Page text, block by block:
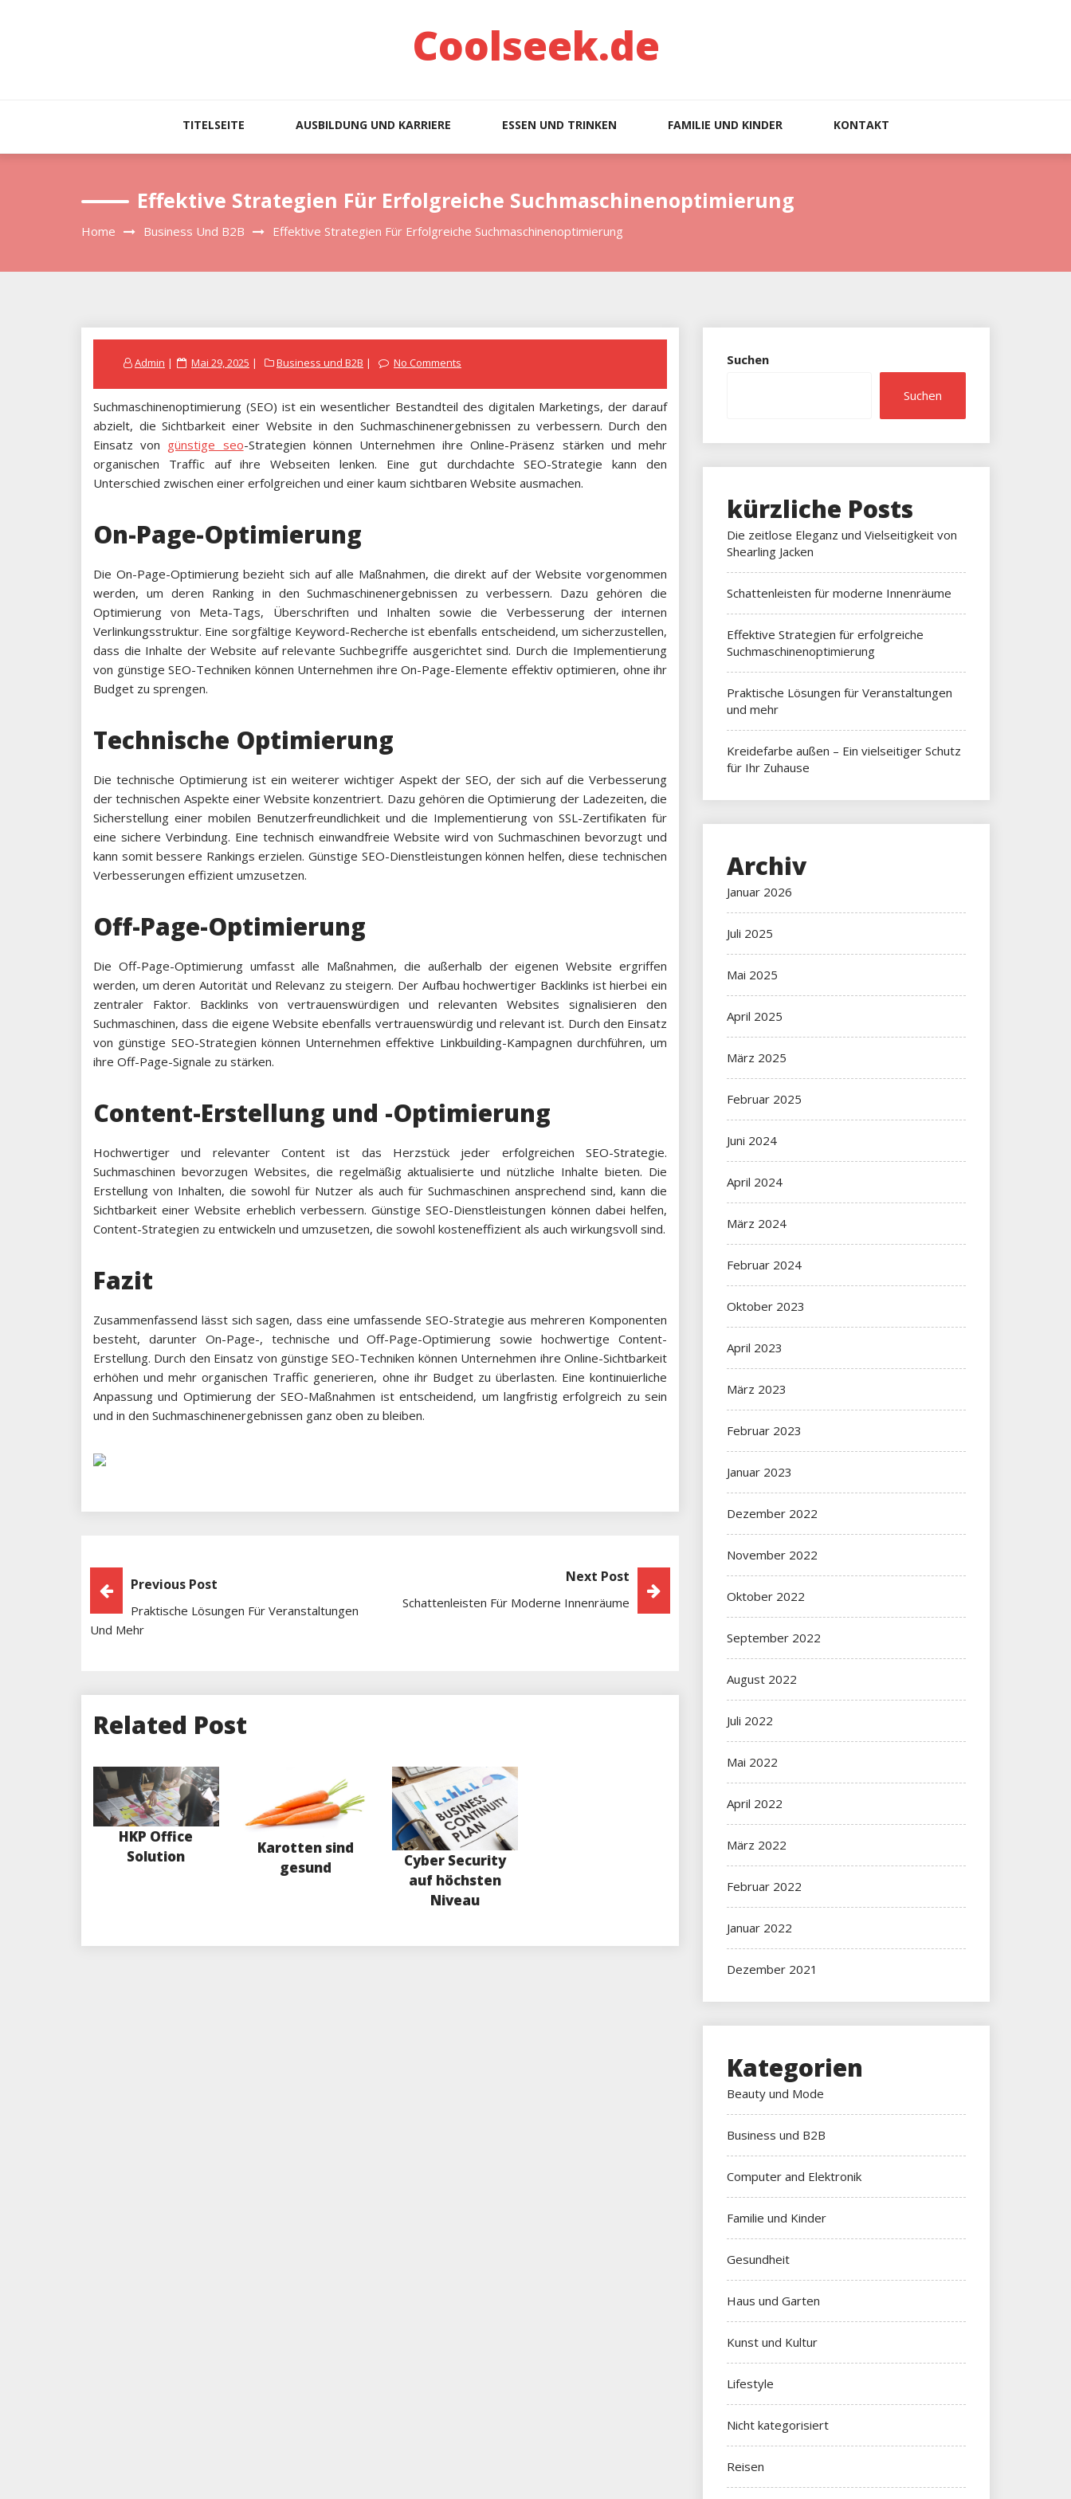
Coolseek.de
TITELSEITE AUSBILDUNG UND KARRIERE ESSEN UND TRINKEN FAMILIE UND KINDER KONTAKT
Effektive Strategien Für Erfolgreiche Suchmaschinenoptimierung
Home Business Und B2B Effektive Strategien Für Erfolgreiche Suchmaschinenoptimierung
Admin
Posted
Mai 29, 2025 Business und B2B No Comments
Suchmaschinenoptimierung (SEO) ist ein wesentlicher Bestandteil des digitalen Marketings, der darauf
abzielt, die Sichtbarkeit einer Website in den Suchmaschinenergebnissen zu verbessern. Durch den
Einsatz von günstige seo-Strategien können Unternehmen ihre Online-Präsenz stärken und mehr
organischen Traffic auf ihre Webseiten lenken. Eine gut durchdachte SEO-Strategie kann den
Unterschied zwischen einer erfolgreichen und einer kaum sichtbaren Website ausmachen.
On-Page-Optimierung
Die On-Page-Optimierung bezieht sich auf alle Maßnahmen, die direkt auf der Website vorgenommen
werden, um deren Ranking in den Suchmaschinenergebnissen zu verbessern. Dazu gehören die
Optimierung von Meta-Tags, Überschriften und Inhalten sowie die Verbesserung der internen
Verlinkungsstruktur. Eine sorgfältige Keyword-Recherche ist ebenfalls entscheidend, um sicherzustellen,
dass die Inhalte der Website auf relevante Suchbegriffe ausgerichtet sind. Durch die Implementierung
von günstige SEO-Techniken können Unternehmen ihre On-Page-Elemente effektiv optimieren, ohne ihr
Budget zu sprengen.
Technische Optimierung
Die technische Optimierung ist ein weiterer wichtiger Aspekt der SEO, der sich auf die Verbesserung
der technischen Aspekte einer Website konzentriert. Dazu gehören die Optimierung der Ladezeiten, die
Sicherstellung einer mobilen Benutzerfreundlichkeit und die Implementierung von SSL-Zertifikaten für
eine sichere Verbindung. Eine technisch einwandfreie Website wird von Suchmaschinen bevorzugt und
kann somit bessere Rankings erzielen. Günstige SEO-Dienstleistungen können helfen, diese technischen
Verbesserungen effizient umzusetzen.
Off-Page-Optimierung
Die Off-Page-Optimierung umfasst alle Maßnahmen, die außerhalb der eigenen Website ergriffen
werden, um deren Autorität und Relevanz zu steigern. Der Aufbau hochwertiger Backlinks ist hierbei ein
zentraler Faktor. Backlinks von vertrauenswürdigen und relevanten Websites signalisieren den
Suchmaschinen, dass die eigene Website ebenfalls vertrauenswürdig und relevant ist. Durch den Einsatz
von günstige SEO-Strategien können Unternehmen effektive Linkbuilding-Kampagnen durchführen, um
ihre Off-Page-Signale zu stärken.
Content-Erstellung und -Optimierung
Hochwertiger und relevanter Content ist das Herzstück jeder erfolgreichen SEO-Strategie.
Suchmaschinen bevorzugen Websites, die regelmäßig aktualisierte und nützliche Inhalte bieten. Die
Erstellung von Inhalten, die sowohl für Nutzer als auch für Suchmaschinen ansprechend sind, kann die
Sichtbarkeit einer Website erheblich verbessern. Günstige SEO-Dienstleistungen können dabei helfen,
Content-Strategien zu entwickeln und umzusetzen, die sowohl kosteneffizient als auch wirkungsvoll sind.
Fazit
Zusammenfassend lässt sich sagen, dass eine umfassende SEO-Strategie aus mehreren Komponenten
besteht, darunter On-Page-, technische und Off-Page-Optimierung sowie hochwertige Content-
Erstellung. Durch den Einsatz von günstige SEO-Techniken können Unternehmen ihre Online-Sichtbarkeit
erhöhen und mehr organischen Traffic generieren, ohne ihr Budget zu überlasten. Eine kontinuierliche
Anpassung und Optimierung der SEO-Maßnahmen ist entscheidend, um langfristig erfolgreich zu sein
und in den Suchmaschinenergebnissen ganz oben zu bleiben.
Beitragsnavigation
Previous Post
Praktische Lösungen Für Veranstaltungen
Und Mehr
Next Post
Schattenleisten Für Moderne Innenräume
Related Post
HKP Office
Solution
Karotten sind
gesund
Cyber Security
auf höchsten
Niveau
Suchen
Suchen
kürzliche Posts
Die zeitlose Eleganz und Vielseitigkeit von
Shearling Jacken
Schattenleisten für moderne Innenräume
Effektive Strategien für erfolgreiche
Suchmaschinenoptimierung
Praktische Lösungen für Veranstaltungen
und mehr
Kreidefarbe außen – Ein vielseitiger Schutz
für Ihr Zuhause
Archiv
Januar 2026
Juli 2025
Mai 2025
April 2025
März 2025
Februar 2025
Juni 2024
April 2024
März 2024
Februar 2024
Oktober 2023
April 2023
März 2023
Februar 2023
Januar 2023
Dezember 2022
November 2022
Oktober 2022
September 2022
August 2022
Juli 2022
Mai 2022
April 2022
März 2022
Februar 2022
Januar 2022
Dezember 2021
Kategorien
Beauty und Mode
Business und B2B
Computer and Elektronik
Familie und Kinder
Gesundheit
Haus und Garten
Kunst und Kultur
Lifestyle
Nicht kategorisiert
Reisen